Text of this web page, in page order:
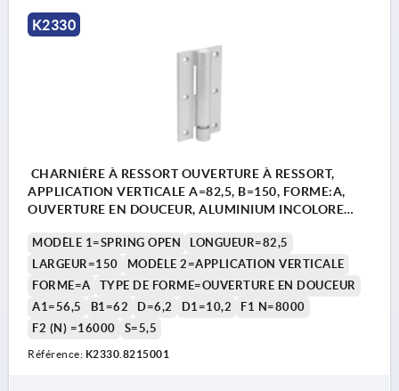
K2330
CHARNIÈRE À RESSORT OUVERTURE À RESSORT,
APPLICATION VERTICALE A=82,5, B=150, FORME:A,
OUVERTURE EN DOUCEUR, ALUMINIUM INCOLORE
MODÈLE 1=SPRING OPEN
LONGUEUR=82,5
LARGEUR=150
MODÈLE 2=APPLICATION VERTICALE
FORME=A
TYPE DE FORME=OUVERTURE EN DOUCEUR
A1=56,5
B1=62 D=6,2 D1=10,2
F1 N=8000
F2 (N) =16000
S=5,5
Référence: K2330.8215001